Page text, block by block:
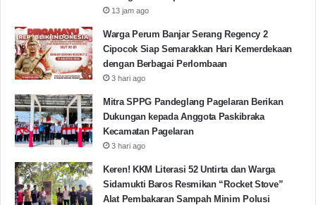
standar kontrak,” pungkas M. Khoirul Bahari.
Melalui rilis ini, KUMANDANG Banten menyatakan
akan terus mengawal tindak lanjut temuan BPK ini dan
menagih langkah nyata dari DPRD Provinsi Banten
dalam membela kepentingan publik.
Gubernur Banten
Kumandang Banten
13 jam ago
Warga Perum Banjar Serang Regency 2
Cipocok Siap Semarakkan Hari Kemerdekaan
dengan Berbagai Perlombaan
3 hari ago
Mitra SPPG Pandeglang Pagelaran Berikan
Dukungan kepada Anggota Paskibraka
Kecamatan Pagelaran
3 hari ago
Keren! KKM Literasi 52 Untirta dan Warga
Sidamukti Baros Resmikan “Rocket Stove”
Alat Pembakaran Sampah Minim Polusi